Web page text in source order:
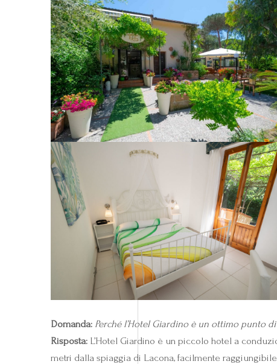
Domanda: Perché l’Hotel Giardino è un ottimo punto
Risposta: L’Hotel Giardino è un piccolo hotel a
metri dalla spiaggia di Lacona, facilmente